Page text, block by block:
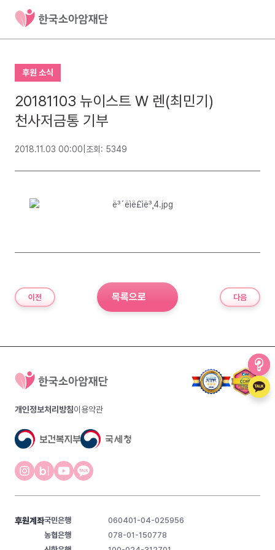
후원 소식
20181103 뉴이스트 W 렌(최민기)
천사저금통 기부
2018.11.03 00:00 조회: 5349
이전 목록으로 다음
개인정보처리방침이용약관
후원계좌국민은행
060401-04-025956
농협은행
078-01-150778